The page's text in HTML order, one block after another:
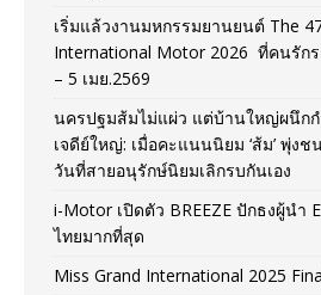
เริ่มแล้วงานมหกรรมยานยนต์ The
International Motor 2026 ที่คนรัก
– 5 เมย.2569
นครปฐมส้มไม่แผ่ว แต่บ้านใหญ่ผนึกก
เจดีย์ใหญ่: เมื่อคะแนนนิยม ‘ส้ม’ พุ่งช
วันที่สายอนุรักษ์นิยมเลิกรบกันเอง
i-Motor เปิดตัว BREEZE ปักธงผู้นำ
ไทยมากที่สุด
Miss Grand International 2025